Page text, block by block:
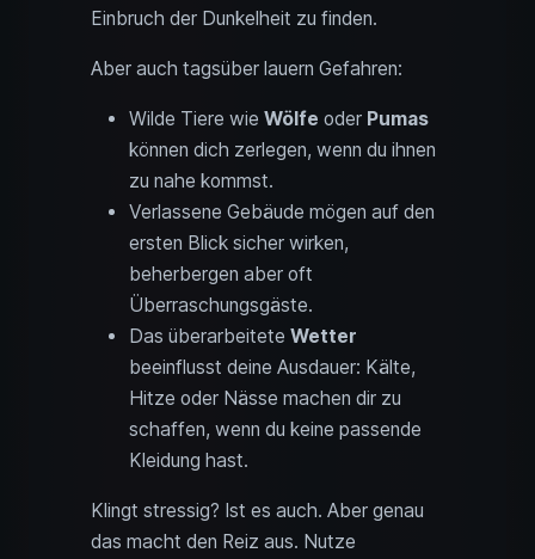
Einbruch der Dunkelheit zu finden.
Aber auch tagsüber lauern Gefahren:
Wilde Tiere wie Wölfe oder Pumas
können dich zerlegen, wenn du ihnen
zu nahe kommst.
Verlassene Gebäude mögen auf den
ersten Blick sicher wirken,
beherbergen aber oft
Überraschungsgäste.
Das überarbeitete Wetter
beeinflusst deine Ausdauer: Kälte,
Hitze oder Nässe machen dir zu
schaffen, wenn du keine passende
Kleidung hast.
Klingt stressig? Ist es auch. Aber genau
das macht den Reiz aus. Nutze